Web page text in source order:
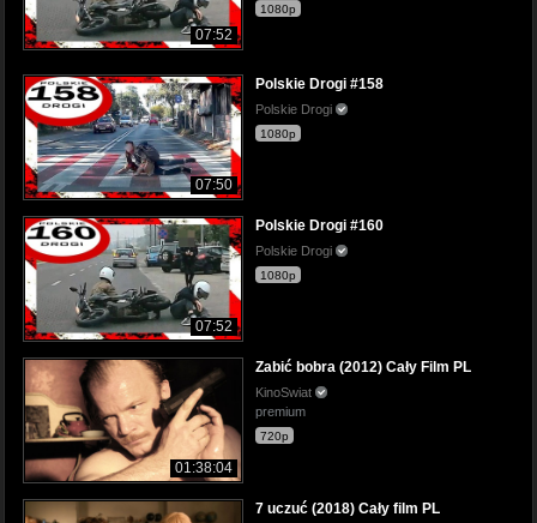
07:52
1080p
07:50
Polskie Drogi #158
Polskie Drogi
1080p
07:52
Polskie Drogi #160
Polskie Drogi
1080p
01:38:04
Zabić bobra (2012) Cały Film PL
KinoSwiat
premium
720p
7 uczuć (2018) Cały film PL